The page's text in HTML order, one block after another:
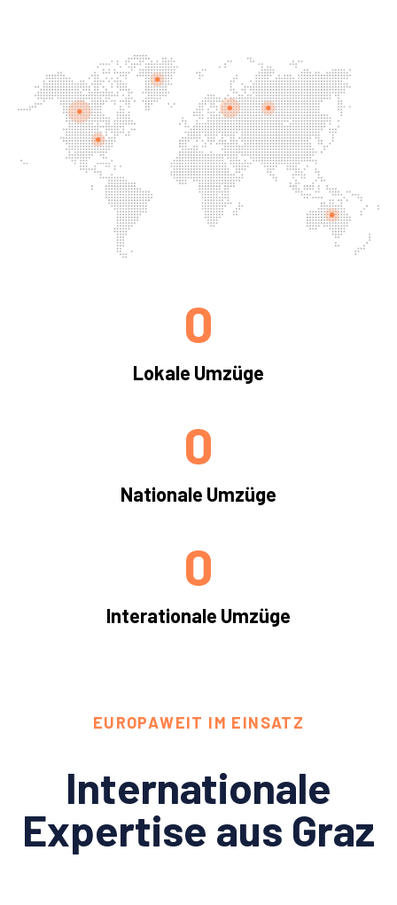
Lokale Umzüge
0
Nationale Umzüge
0
Interationale Umzüge
0
EUROPAWEIT IM EINSATZ
Internationale
Expertise aus Graz